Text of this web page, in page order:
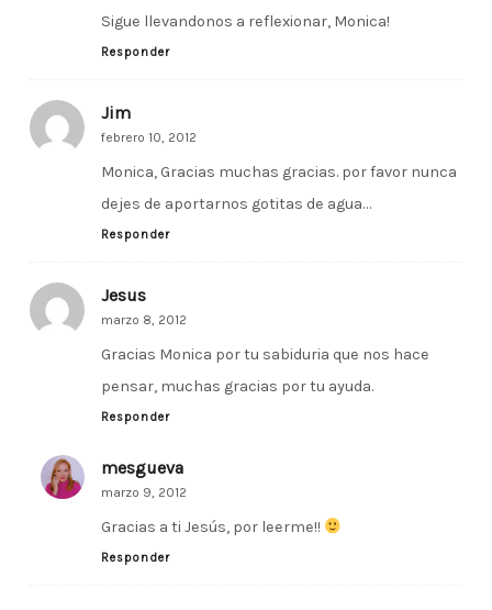
Sigue llevandonos a reflexionar, Monica!
Responder
Jim
febrero 10, 2012
Monica, Gracias muchas gracias. por favor nunca
dejes de aportarnos gotitas de agua…
Responder
Jesus
marzo 8, 2012
Gracias Monica por tu sabiduria que nos hace
pensar, muchas gracias por tu ayuda.
Responder
mesgueva
marzo 9, 2012
Gracias a ti Jesús, por leerme!!
Responder